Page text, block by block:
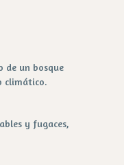
de un bosque
climático.
y fugaces,